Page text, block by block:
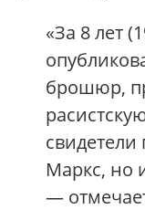
«За 8 лет
брошюр,
Маркс, но
—